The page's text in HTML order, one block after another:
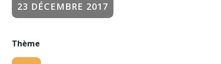
23 DÉCEMBRE 2017
Thème